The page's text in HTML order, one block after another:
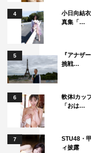
監督：清水崇（『呪怨
1987年、クリスマス
親と喧嘩して一人ぼっ
誕生日を迎えようと
も虚しく感じる…彼は
いた。そんな彼にある
「ジョウネツノバラ」
出演：永瀬正敏 水原
監督：工藤伸一
4
小日向結
真集「…
5
『アナザ
挑戦…
6
軟体Iカッ
「おは…
7
STU48・
ィ披露